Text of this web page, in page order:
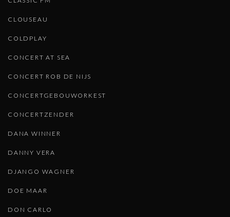
CLOUSEAU
COLDPLAY
CONCERT AT SEA
CONCERT ROB DE NIJS
CONCERTGEBOUWORKEST
CONCERTZENDER
DANA WINNER
DANNY VERA
DJANGO WAGNER
DOE MAAR
DON CARLO